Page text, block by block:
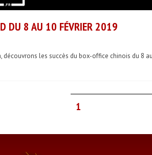
DU 8 AU 10 FÉVRIER 2019
les succès du box-office chinois du 8
1